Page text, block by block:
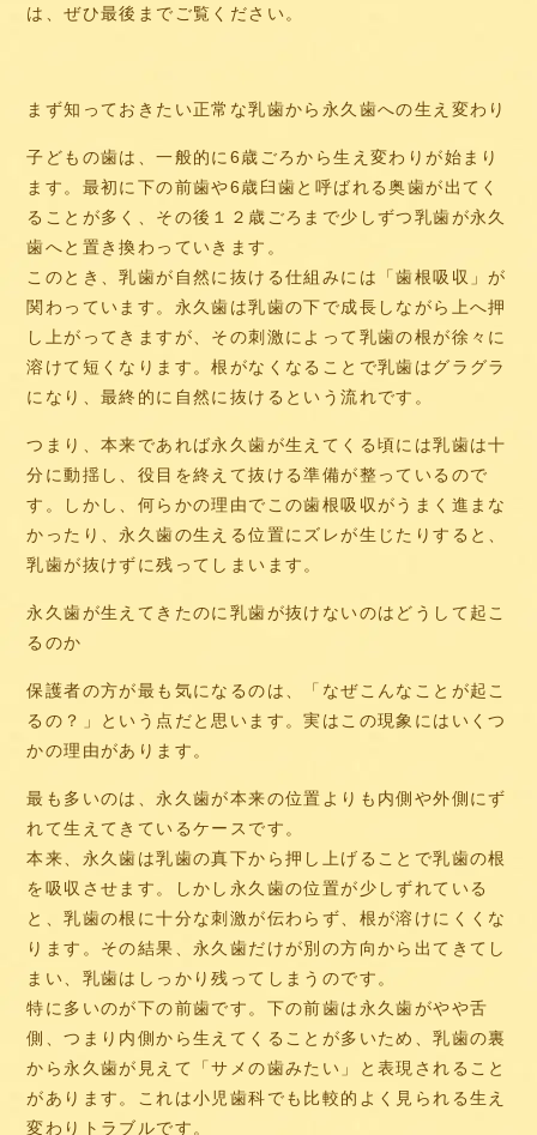
は、ぜひ最後までご覧ください。
まず知っておきたい正常な乳歯から永久歯への生え変わり
子どもの歯は、一般的に6歳ごろから生え変わりが始まり
ます。最初に下の前歯や6歳臼歯と呼ばれる奥歯が出てく
ることが多く、その後１２歳ごろまで少しずつ乳歯が永久
歯へと置き換わっていきます。
このとき、乳歯が自然に抜ける仕組みには「歯根吸収」が
関わっています。永久歯は乳歯の下で成長しながら上へ押
し上がってきますが、その刺激によって乳歯の根が徐々に
溶けて短くなります。根がなくなることで乳歯はグラグラ
になり、最終的に自然に抜けるという流れです。
つまり、本来であれば永久歯が生えてくる頃には乳歯は十
分に動揺し、役目を終えて抜ける準備が整っているので
す。しかし、何らかの理由でこの歯根吸収がうまく進まな
かったり、永久歯の生える位置にズレが生じたりすると、
乳歯が抜けずに残ってしまいます。
永久歯が生えてきたのに乳歯が抜けないのはどうして起こ
るのか
保護者の方が最も気になるのは、「なぜこんなことが起こ
るの？」という点だと思います。実はこの現象にはいくつ
かの理由があります。
最も多いのは、永久歯が本来の位置よりも内側や外側にず
れて生えてきているケースです。
本来、永久歯は乳歯の真下から押し上げることで乳歯の根
を吸収させます。しかし永久歯の位置が少しずれている
と、乳歯の根に十分な刺激が伝わらず、根が溶けにくくな
ります。その結果、永久歯だけが別の方向から出てきてし
まい、乳歯はしっかり残ってしまうのです。
特に多いのが下の前歯です。下の前歯は永久歯がやや舌
側、つまり内側から生えてくることが多いため、乳歯の裏
から永久歯が見えて「サメの歯みたい」と表現されること
があります。これは小児歯科でも比較的よく見られる生え
変わりトラブルです。